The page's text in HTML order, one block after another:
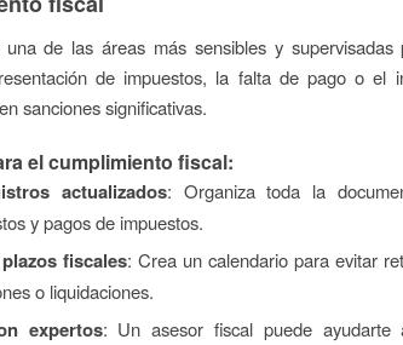
de las áreas más sensibles y
de impuestos, la falta de pago o el
sanciones significativas.
el cumplimiento fiscal:
actualizados: Organiza toda la
y pagos de impuestos.
fiscales: Crea un calendario para evitar
o liquidaciones.
expertos: Un asesor fiscal puede ayudarte